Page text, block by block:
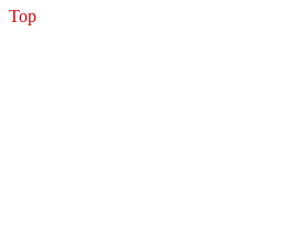
Top